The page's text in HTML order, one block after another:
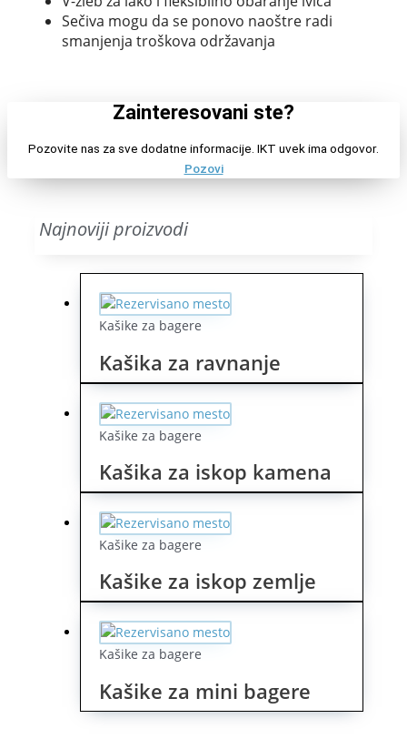
Sečiva mogu da se ponovo naoštre radi
smanjenja troškova održavanja
Zainteresovani ste?
Pozovite nas za sve dodatne informacije. IKT uvek ima odgovor.
Pozovi
Najnoviji proizvodi
Kašike za bagere
Kašika za ravnanje
Kašike za bagere
Kašika za iskop kamena
Kašike za bagere
Kašike za iskop zemlje
Kašike za bagere
Kašike za mini bagere